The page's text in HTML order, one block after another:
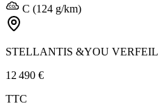
C (124 g/km)
STELLANTIS &YOU VERFEIL
12 490 €
TTC